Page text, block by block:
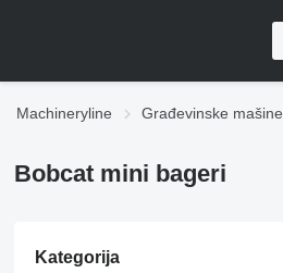
Machineryline Građevinske mašine
Bobcat mini bageri
Kategorija